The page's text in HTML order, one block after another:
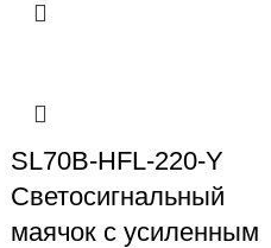
SL70B-HFL-220-Y
Светосигнальный
маячок с усиленным